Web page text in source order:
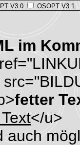
V3.0 OSOPT V3.1
im
fetter
</u>
auch